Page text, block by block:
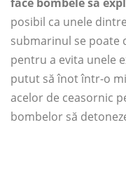
posibil ca unele
submarinul se poate
pentru a evita unele
putut să înot într-o
acelor de ceasornic
bombelor să